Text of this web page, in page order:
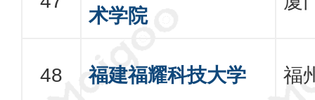
术学院
福建福耀科技大学 福